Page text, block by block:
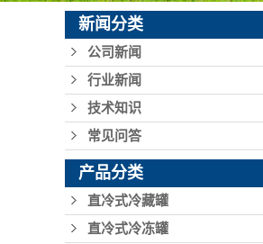
新闻分类
公司新闻
行业新闻
技术知识
常见问答
产品分类
直冷式冷藏罐
直冷式冷冻罐